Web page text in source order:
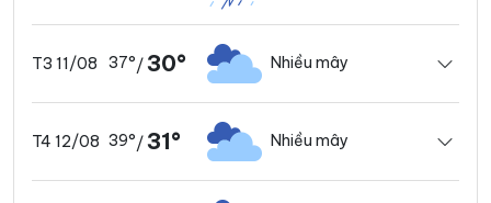
T3 11/08 37°/30° Nhiều mây
T4 12/08 39°/31° Nhiều mây